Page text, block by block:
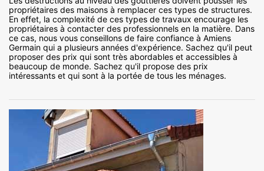
propriétaires des maisons à remplacer ces types de structures.
En effet, la complexité de ces types de travaux encourage les
propriétaires à contacter des professionnels en la matière. Dans
ce cas, nous vous conseillons de faire confiance à Amiens
Germain qui a plusieurs années d'expérience. Sachez qu'il peut
proposer des prix qui sont très abordables et accessibles à
beaucoup de monde. Sachez qu'il propose des prix
intéressants et qui sont à la portée de tous les ménages.